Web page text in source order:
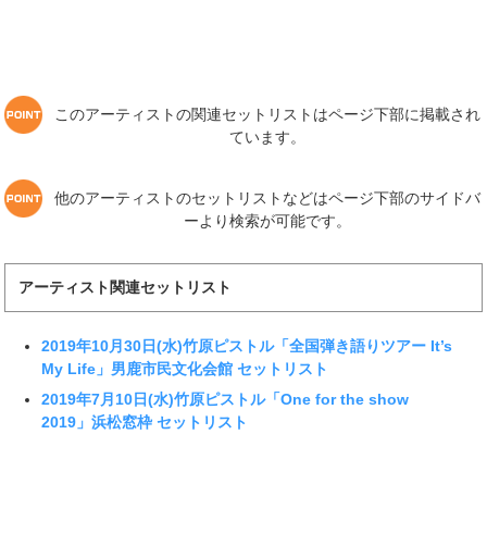
このアーティストの関連セットリストはページ下部に掲載され
ています。
他のアーティストのセットリストなどはページ下部のサイドバ
ーより検索が可能です。
アーティスト関連セットリスト
2019年10月30日(水)竹原ピストル「全国弾き語りツアー It’s
My Life」男鹿市民文化会館 セットリスト
2019年7月10日(水)竹原ピストル「One for the show
2019」浜松窓枠 セットリスト